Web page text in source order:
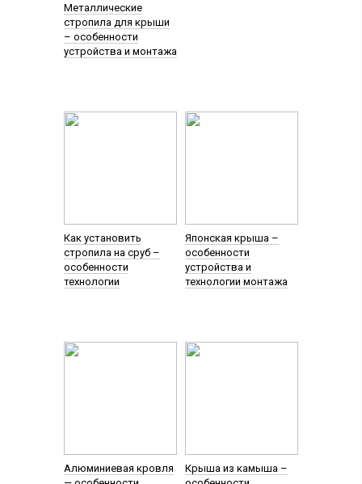
Металлические
стропила для крыши
– особенности
устройства и монтажа
Как установить
стропила на сруб –
особенности
технологии
Японская крыша –
особенности
устройства и
технологии монтажа
Алюминиевая кровля
Крыша из камыша –